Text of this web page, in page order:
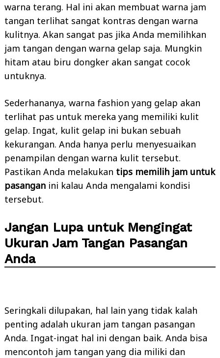
warna terang. Hal ini akan membuat warna jam
tangan terlihat sangat kontras dengan warna
kulitnya. Akan sangat pas jika Anda memilihkan
jam tangan dengan warna gelap saja. Mungkin
hitam atau biru dongker akan sangat cocok
untuknya.
Sederhananya, warna fashion yang gelap akan
terlihat pas untuk mereka yang memiliki kulit
gelap. Ingat, kulit gelap ini bukan sebuah
kekurangan. Anda hanya perlu menyesuaikan
penampilan dengan warna kulit tersebut.
Pastikan Anda melakukan tips memilih jam untuk
pasangan ini kalau Anda mengalami kondisi
tersebut.
Jangan Lupa untuk Mengingat
Ukuran Jam Tangan Pasangan
Anda
Seringkali dilupakan, hal lain yang tidak kalah
penting adalah ukuran jam tangan pasangan
Anda. Ingat-ingat hal ini dengan baik. Anda bisa
mencontoh jam tangan yang dia miliki dan
Search
for: